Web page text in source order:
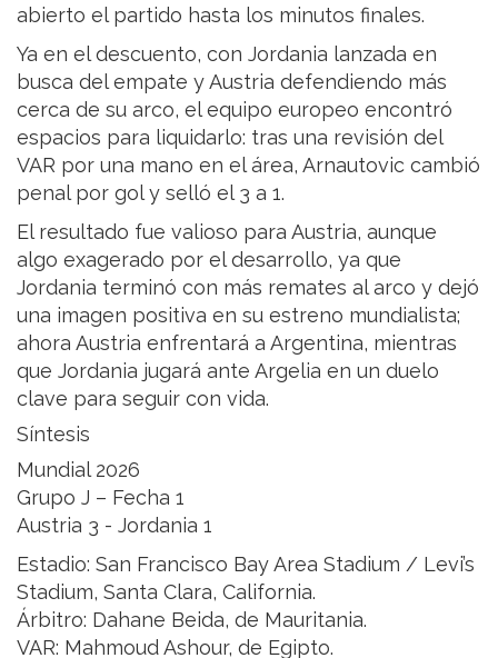
abierto el partido hasta los minutos finales.
Ya en el descuento, con Jordania lanzada en
busca del empate y Austria defendiendo más
cerca de su arco, el equipo europeo encontró
espacios para liquidarlo: tras una revisión del
VAR por una mano en el área, Arnautovic cambió
penal por gol y selló el 3 a 1.
El resultado fue valioso para Austria, aunque
algo exagerado por el desarrollo, ya que
Jordania terminó con más remates al arco y dejó
una imagen positiva en su estreno mundialista;
ahora Austria enfrentará a Argentina, mientras
que Jordania jugará ante Argelia en un duelo
clave para seguir con vida.
Síntesis
Mundial 2026
Grupo J – Fecha 1
Austria 3 - Jordania 1
Estadio: San Francisco Bay Area Stadium / Levi’s
Stadium, Santa Clara, California.
Árbitro: Dahane Beida, de Mauritania.
VAR: Mahmoud Ashour, de Egipto.